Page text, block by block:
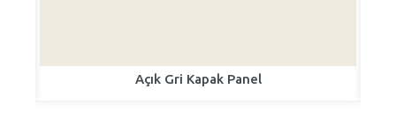
Açık Gri Kapak Panel